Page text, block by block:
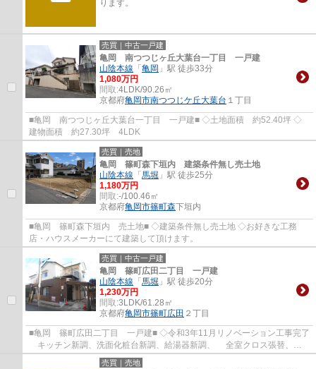
ります。
売買｜中古一戸建
亀岡 南つつじヶ丘大葉台一丁目 一戸建
山陰本線 「亀岡 」駅 徒歩33分
1,080万円
間取:4LDK/90.26㎡
京都府亀岡市南つつじケ丘大葉台 １丁目
■亀岡 南つつじヶ丘大葉台一丁目 一戸建■ ◇土地面積 約52.40坪 ◇
建物面積 約27.30坪 4LDK
売買｜売地
亀岡 篠町森下垣内 建築条件無し売土地
山陰本線 「馬堀 」駅 徒歩25分
1,180万円
間取:-/100.46㎡
京都府亀岡市篠町森下垣内
■亀岡 篠町森下垣内 売土地■ ◇建築条件無し売土地 ◇お好きな工務
店・ハウスメーカーにて建築して頂けます。
売買｜中古一戸建
亀岡 篠町広田二丁目 一戸建
山陰本線 「馬堀 」駅 徒歩20分
1,230万円
間取:3LDK/61.28㎡
京都府亀岡市篠町広田 ２丁目
■亀岡 篠町広田二丁目 一戸建■ ◇令和3年11月リノベーション工事完了
キッチン新調、洗面化粧台新調、給湯器新調、 全室クロス張替、畳
表替え、襖張替え、 外壁塗装、エアコン2...
売買｜売地